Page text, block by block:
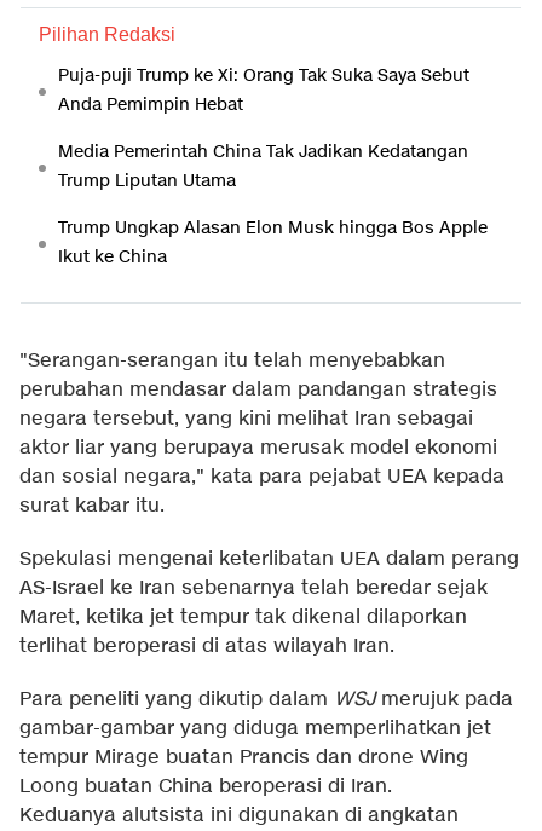
Pilihan Redaksi
Puja-puji Trump ke Xi: Orang Tak Suka Saya Sebut
Anda Pemimpin Hebat
Media Pemerintah China Tak Jadikan Kedatangan
Trump Liputan Utama
Trump Ungkap Alasan Elon Musk hingga Bos Apple
Ikut ke China
"Serangan-serangan itu telah menyebabkan
perubahan mendasar dalam pandangan strategis
negara tersebut, yang kini melihat Iran sebagai
aktor liar yang berupaya merusak model ekonomi
dan sosial negara," kata para pejabat UEA kepada
surat kabar itu.
Spekulasi mengenai keterlibatan UEA dalam perang
AS-Israel ke Iran sebenarnya telah beredar sejak
Maret, ketika jet tempur tak dikenal dilaporkan
terlihat beroperasi di atas wilayah Iran.
Para peneliti yang dikutip dalam WSJmerujuk pada
gambar-gambar yang diduga memperlihatkan jet
tempur Mirage buatan Prancis dan drone Wing
Loong buatan China beroperasi di Iran.
Keduanya alutsista ini digunakan di angkatan